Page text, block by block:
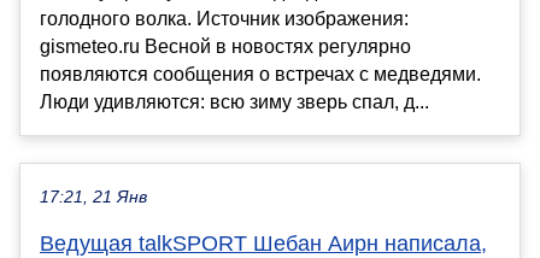
голодного волка. Источник изображения:
gismeteo.ru Весной в новостях регулярно
появляются сообщения о встречах с медведями.
Люди удивляются: всю зиму зверь спал, д...
17:21, 21 Янв
Ведущая talkSPORT Шебан Аирн написала,